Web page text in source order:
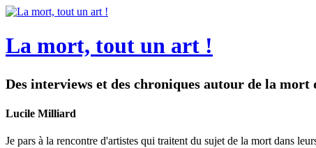
La mort, tout un art !
Des interviews et des chroniques autour de la
Lucile Milliard
Je pars à la rencontre d'artistes qui traitent du sujet de la mort dans